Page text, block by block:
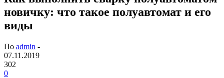
новичку: что такое полуавтомат и его
виды
По admin -
07.11.2019
302
0